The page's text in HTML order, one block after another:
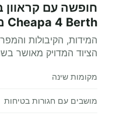
חופשה עם קראוון
Cheapa 4 Berth מפרט טכני
המידות, הקיבולות
הציוד המדויק מאושר
מקומות שינה
מושבים עם חגורות בטיחות